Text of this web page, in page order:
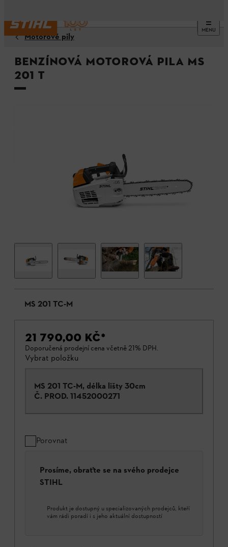
MENU
Motorové pily
Benzínová motorová pila MS
201 T
MS 201 TC-M
21 790,00 KČ*
Doporučená prodejní cena včetně 21% DPH.
Vybrat položku
MS 201 TC-M, délka lišty 30cm
Č. PROD. 11452000271
Porovnat
Prosíme, obraťte se na svého prodejce
STIHL
Produkt je dostupný u specializovaných prodejců, kteří
vám rádi poradí i s jeho aktuální dostupností